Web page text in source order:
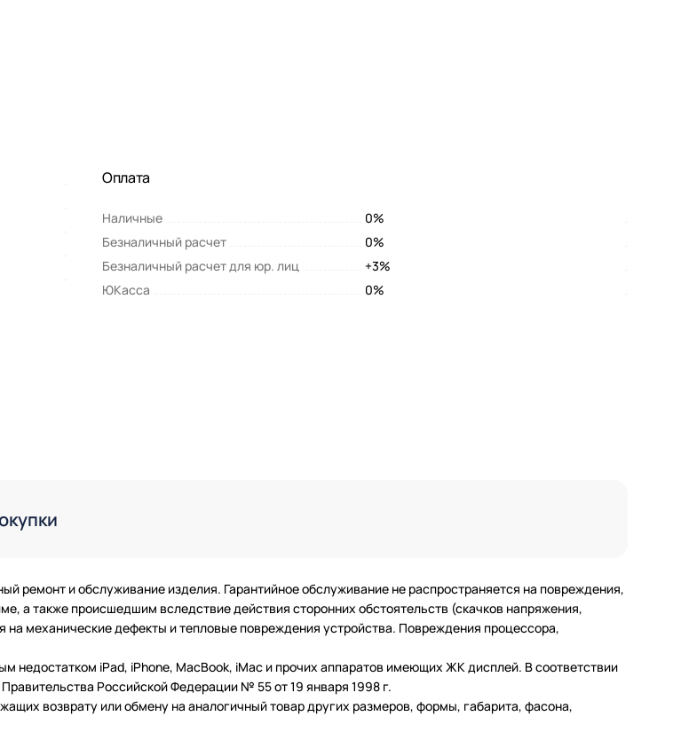
Оплата
Наличные
0%
Безналичный расчет
0%
Безналичный расчет для юр. лиц
+3%
ЮКасса
0%
ремонт и обслуживание изделия. Гарантийное обслуживание не распространяется на повреждения,
а также происшедшим вследствие действия сторонних обстоятельств (скачков напряжения,
на механические дефекты и тепловые повреждения устройства. Повреждения процессора,
недостатком iPad, iPhone, MacBook, iMac и прочих аппаратов имеющих ЖК дисплей. В соответствии
Российской Федерации № 55 от 19 января 1998 г.
возврату или обмену на аналогичный товар других размеров, формы, габарита, фасона,